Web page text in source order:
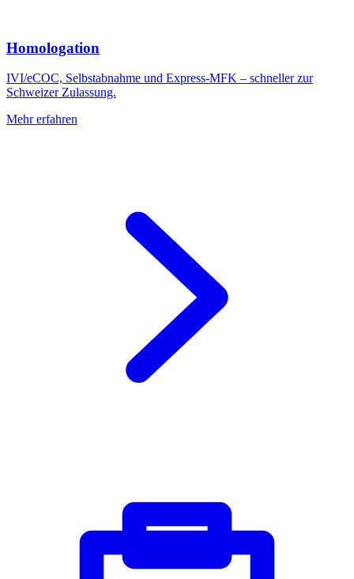
Homologation
IVI/eCOC, Selbstabnahme und Express-MFK – schneller zur
Schweizer Zulassung.
Mehr erfahren